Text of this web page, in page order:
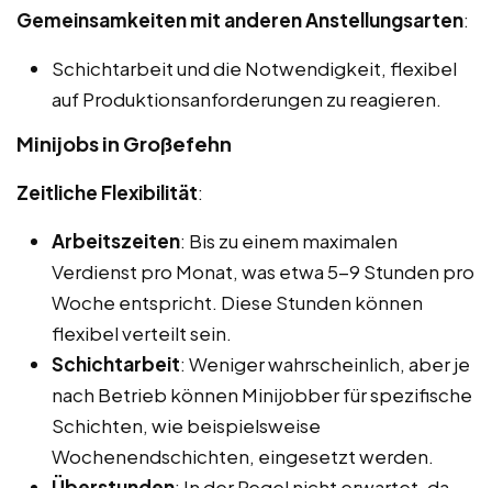
Gemeinsamkeiten mit anderen Anstellungsarten:
Schichtarbeit und die Notwendigkeit, flexibel
auf Produktionsanforderungen zu reagieren.
Minijobs in Großefehn
Zeitliche Flexibilität:
Arbeitszeiten: Bis zu einem maximalen
Verdienst pro Monat, was etwa 5-9 Stunden pro
Woche entspricht. Diese Stunden können
flexibel verteilt sein.
Schichtarbeit: Weniger wahrscheinlich, aber je
nach Betrieb können Minijobber für spezifische
Schichten, wie beispielsweise
Wochenendschichten, eingesetzt werden.